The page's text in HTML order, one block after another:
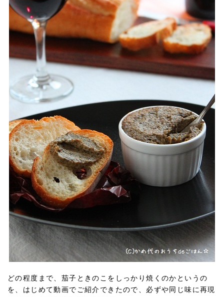
どの程度まで、茄子ときのこをしっかり焼くのかというの
を、はじめて動画でご紹介できたので、必ずや同じ味に再現